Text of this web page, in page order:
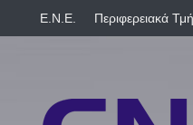
E.N.E. Περιφερειακά